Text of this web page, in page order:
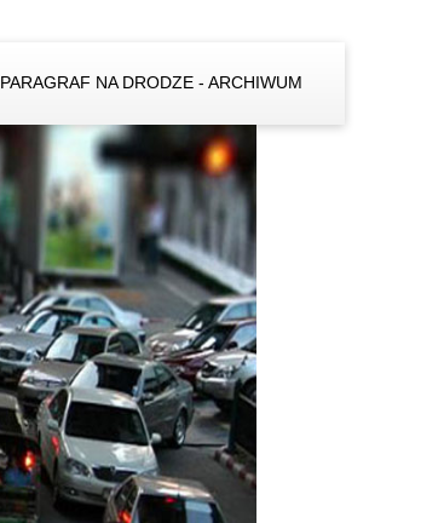
PARAGRAF NA DRODZE - ARCHIWUM